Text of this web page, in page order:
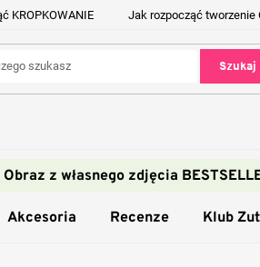
KROPKOWANIE Jak rozpocząć tworzenie
Szukaj
Obraz z własnego zdjęcia
Akcesoria Recenze Klub